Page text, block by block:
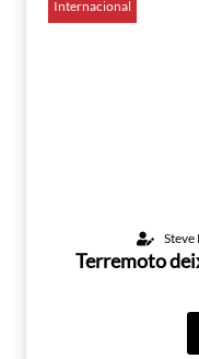
Internacional
Steve
Terremoto